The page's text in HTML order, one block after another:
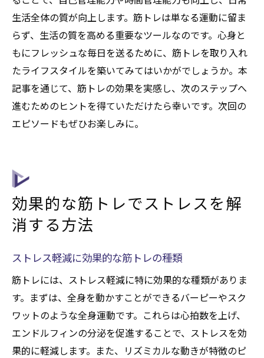
生活全体の質が向上します。筋トレは単なる運動に留ま
らず、生活の質を高める重要なツールなのです。心身と
もにフレッシュな毎日を送るために、筋トレを取り入れ
たライフスタイルを築いてみてはいかがでしょうか。本
記事を通じて、筋トレの効果を実感し、次のステップへ
進むためのヒントを得ていただけたら幸いです。次回の
エピソードもぜひお楽しみに。
効果的な筋トレでストレスを解
消する方法
ストレス軽減に効果的な筋トレの種類
筋トレには、ストレス軽減に特に効果的な種類がありま
す。まずは、全身を動かすことができるバーピーやスク
ワットのような全身運動です。これらは心拍数を上げ、
エンドルフィンの分泌を促進することで、ストレスを効
果的に軽減します。また、リズミカルな動きが特徴のピ